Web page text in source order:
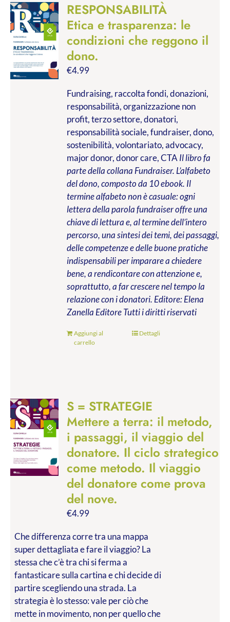
RESPONSABILITÀ
Etica e trasparenza: le
condizioni che reggono il
dono.
€4.99
Fundraising, raccolta fondi, donazioni,
responsabilità, organizzazione non
profit, terzo settore, donatori,
responsabilità sociale, fundraiser, dono,
sostenibilità, volontariato, advocacy,
major donor, donor care, CTA Il libro fa
parte della collana Fundraiser. L’alfabeto
del dono, composto da 10 ebook. Il
termine alfabeto non è casuale: ogni
lettera della parola fundraiser offre una
chiave di lettura e, al termine dell’intero
percorso, una sintesi dei temi, dei passaggi,
delle competenze e delle buone pratiche
indispensabili per imparare a chiedere
bene, a rendicontare con attenzione e,
soprattutto, a far crescere nel tempo la
relazione con i donatori. Editore: Elena
Zanella EditoreTutti i diritti riservati
Aggiungi al
carrello
Dettagli
S = STRATEGIE
Mettere a terra: il metodo,
i passaggi, il viaggio del
donatore. Il ciclo strategico
come metodo. Il viaggio
del donatore come prova
del nove.
€4.99
Che differenza corre tra una mappa
super dettagliata e fare il viaggio? La
stessa che c’è tra chi si ferma a
fantasticare sulla cartina e chi decide di
partire scegliendo una strada. La
strategia è lo stesso: vale per ciò che
mette in movimento, non per quello che